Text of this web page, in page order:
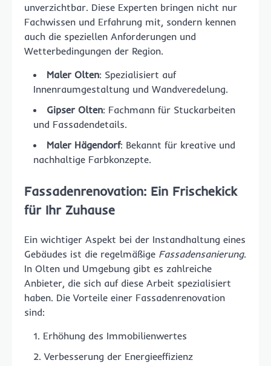
unverzichtbar. Diese Experten bringen nicht nur
Fachwissen und Erfahrung mit, sondern kennen
auch die speziellen Anforderungen und
Wetterbedingungen der Region.
Maler Olten: Spezialisiert auf
Innenraumgestaltung und Wandveredelung.
Gipser Olten: Fachmann für Stuckarbeiten
und Fassadendetails.
Maler Hägendorf: Bekannt für kreative und
nachhaltige Farbkonzepte.
Fassadenrenovation: Ein Frischekick
für Ihr Zuhause
Ein wichtiger Aspekt bei der Instandhaltung eines
Gebäudes ist die regelmäßige Fassadensanierung.
In Olten und Umgebung gibt es zahlreiche
Anbieter, die sich auf diese Arbeit spezialisiert
haben. Die Vorteile einer Fassadenrenovation
sind:
Erhöhung des Immobilienwertes
Verbesserung der Energieeffizienz